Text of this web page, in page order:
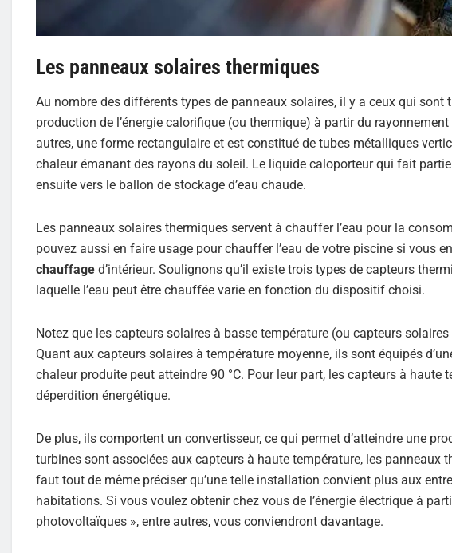
Les panneaux solaires thermiques
Au nombre des différents types de panneaux solaires, il y a ceux qui sont
production de l’énergie calorifique (ou thermique) à partir du rayonnement
autres, une forme rectangulaire et est constitué de tubes métalliques
chaleur émanant des rayons du soleil. Le liquide caloporteur qui fait
ensuite vers le ballon de stockage d’eau chaude.
Les panneaux solaires thermiques servent à chauffer l’eau pour la
pouvez aussi en faire usage pour chauffer l’eau de votre piscine si vous
chauffage d’intérieur. Soulignons qu’il existe trois types de capteurs
laquelle l’eau peut être chauffée varie en fonction du dispositif choisi.
Notez que les capteurs solaires à basse température (ou capteurs
Quant aux capteurs solaires à température moyenne, ils sont équipés
chaleur produite peut atteindre 90 °C. Pour leur part, les capteurs à
déperdition énergétique.
De plus, ils comportent un convertisseur, ce qui permet d’atteindre une
turbines sont associées aux capteurs à haute température, les panneaux
faut tout de même préciser qu’une telle installation convient plus aux
habitations. Si vous voulez obtenir chez vous de l’énergie électrique à
photovoltaïques », entre autres, vous conviendront davantage.